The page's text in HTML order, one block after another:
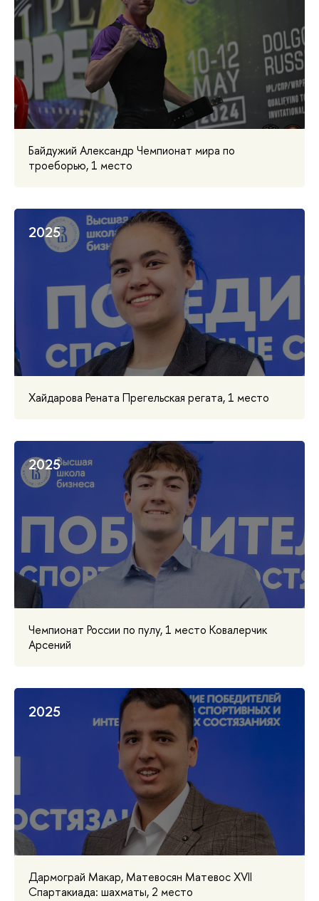
Байдужий Александр Чемпионат мира по
троеборью, 1 место
2025
Хайдарова Рената Прегельская регата, 1 место
2025
Чемпионат России по пулу, 1 место Ковалерчик
Арсений
2025
Дармограй Макар, Матевосян Матевос XVII
Спартакиада: шахматы, 2 место